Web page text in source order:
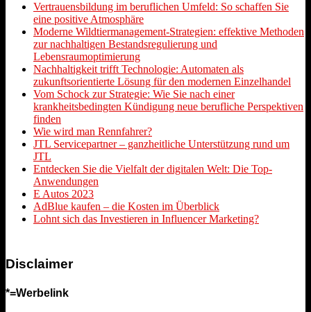
Vertrauensbildung im beruflichen Umfeld: So schaffen Sie
eine positive Atmosphäre
Moderne Wildtiermanagement-Strategien: effektive Methoden
zur nachhaltigen Bestandsregulierung und
Lebensraumoptimierung
Nachhaltigkeit trifft Technologie: Automaten als
zukunftsorientierte Lösung für den modernen Einzelhandel
Vom Schock zur Strategie: Wie Sie nach einer
krankheitsbedingten Kündigung neue berufliche Perspektiven
finden
Wie wird man Rennfahrer?
JTL Servicepartner – ganzheitliche Unterstützung rund um
JTL
Entdecken Sie die Vielfalt der digitalen Welt: Die Top-
Anwendungen
E Autos 2023
AdBlue kaufen – die Kosten im Überblick
Lohnt sich das Investieren in Influencer Marketing?
Disclaimer
*=Werbelink